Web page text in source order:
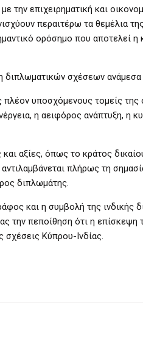
την επιχειρηματική και
περαιτέρω τα θεμέλια
ορόσημο που αποτελεί η
διπλωματικών σχέσεων
υποσχόμενους τομείς της
η αειφόρος ανάπτυξη, η
αξίες, όπως το κράτος
πλήρως τη
διπλωμάτης.
και η συμβολή της ινδικής
την πεποίθηση ότι η
σχέσεις Κύπρου-Ινδίας.